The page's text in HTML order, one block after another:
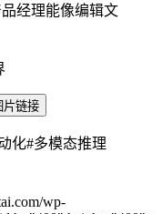
经理能像编辑文
片链接
化#多模态推理
wp-